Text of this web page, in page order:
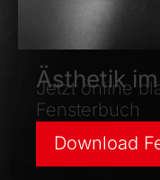
Ästhetik
Jetzt online
Fensterbuch
Download